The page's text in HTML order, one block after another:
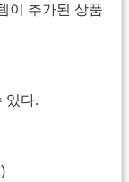
이 추가된 상품
있다.